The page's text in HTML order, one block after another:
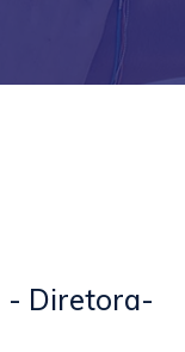
- Diretora-